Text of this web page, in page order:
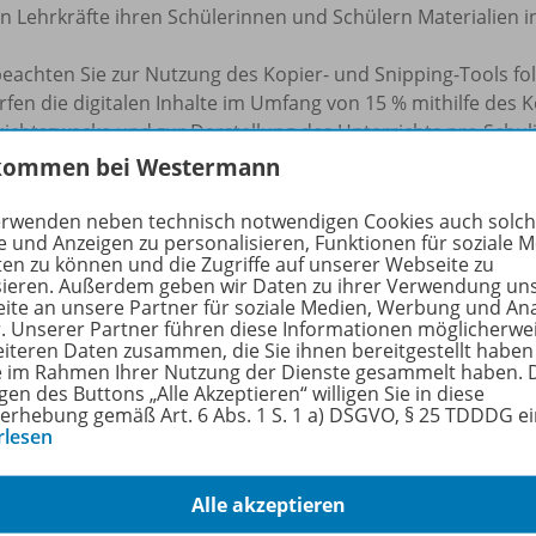
Lehrkräfte ihren Schülerinnen und Schülern Materialien
Sie zur Nutzung des Kopier- und Snipping-Tools
die digitalen Inhalte im Umfang von 15 % mithilfe des
und zur Darstellung des Unterrichts pro
oder ausgeschnittenen Inhalte im Umfang von 15 %
auf dem Schulserver (z.B. Schul-Intranet) hochladen,
Klasse oder derselben Projektgruppe darauf
oder ausgeschnittenen Inhalte im frei
an fremde Dritte oder eine sonstige kommerzielle
aus unseren digitalen Produkten sind Sie
Quellenangaben zu beachten und die
mit einzufügen. Unterlassungen dieser Verpflichtungen
urheberrechtlichen Schadensersatzansprüchen führen
bei Westermann
neben technisch notwendigen Cookies auch
und Anzeigen zu personalisieren, Funktionen für soziale
zu können und die Zugriffe auf unserer Webseite zu
Außerdem geben wir Daten zu ihrer Verwendung
an unsere Partner für soziale Medien, Werbung und
Unserer Partner führen diese Informationen
Daten zusammen, die Sie ihnen bereitgestellt
im Rahmen Ihrer Nutzung der Dienste gesammelt haben.
des Buttons „Alle Akzeptieren“ willigen Sie in diese
gemäß Art. 6 Abs. 1 S. 1 a) DSGVO, § 25 TDDDG
Alle akzeptieren